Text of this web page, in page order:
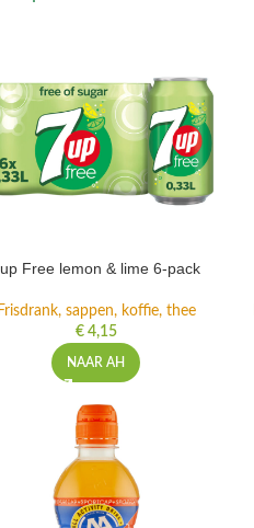
Free lemon & lime 6-pack
Frisdrank, sappen, koffie, thee
€4,15
NAAR AH